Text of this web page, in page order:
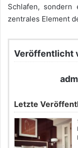
Schlafen, sondern
zentrales Element
Veröffentlicht
Letzte